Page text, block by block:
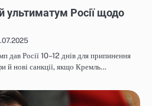
ультиматум Росії щодо
Росії 10–12 днів для припинення
й нові санкції, якщо Кремль…